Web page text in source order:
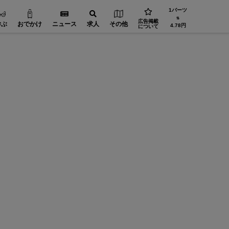
おでかけ ニュース 求人 その他
広告掲載
について
1バーツ
⇅
4.78円